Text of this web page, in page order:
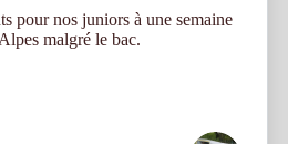
pour nos juniors à une semaine
malgré le bac.